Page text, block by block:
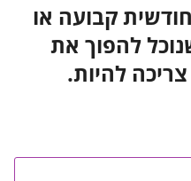
קבועה או
להפוך את
להיות.